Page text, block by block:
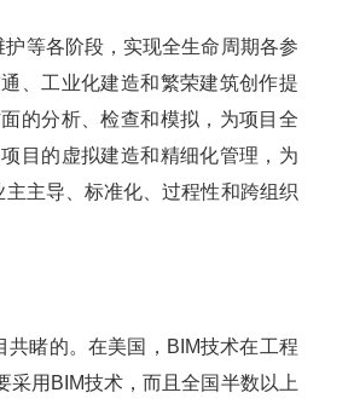
等各阶段，实现全生命周期各参
、工业化建造和繁荣建筑创作提
的分析、检查和模拟，为项目全
目的虚拟建造和精细化管理，为
主导、标准化、过程性和跨组织
睹的。在美国，BIM技术在工程
用BIM技术，而且全国半数以上